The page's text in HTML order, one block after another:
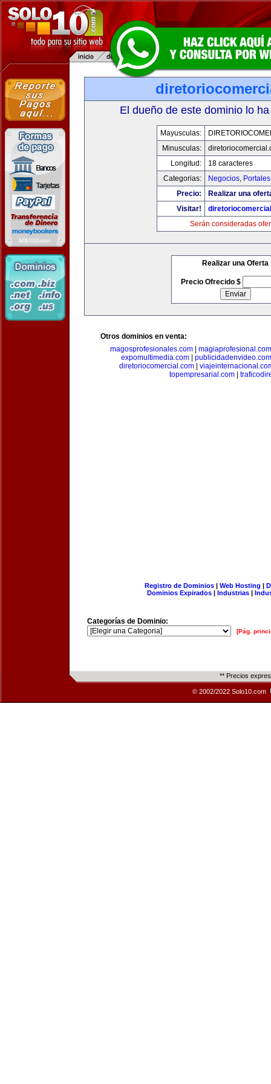
El dueño de este dominio lo
Mayusculas:
Minusculas:
Longitud:
18 caracteres
Categorias:
Negocios, Portales
Precio:
Realizar una
Visitar!
Serán consideradas
Realizar una Oferta
Precio Ofrecido $
Otros dominios en venta:
magosprofesionales.com
magiaprofesional.com
expomultimedia.com
publicidadenvideo.com
diretoriocomercial.com
topempresarial.com|
Registro de Dominios| Web Hosting |
Dominios Expirados | Industrias |
Categorías de Dominio:
[Pág.
** Precios
© 2002/2022 Solo10.com